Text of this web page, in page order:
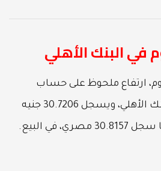
في البنك الأهلي
ارتفاع ملحوظ على حساب
الجنيه المصري، في البنك الأهلي، ويسجل 30.7206 جنيه
في البيع.